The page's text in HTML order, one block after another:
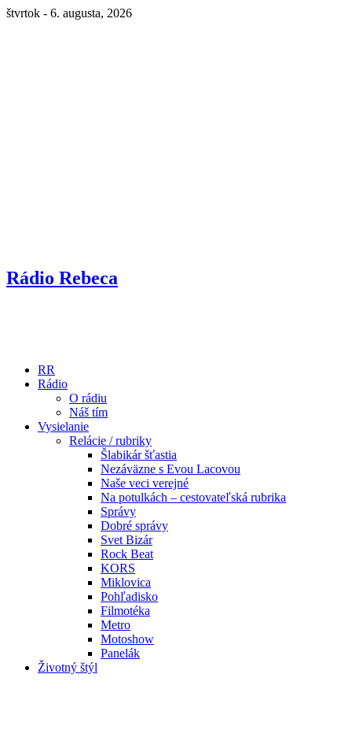
štvrtok - 6. augusta, 2026
Rádio Rebeca
RR
Rádio
O rádiu
Náš tím
Vysielanie
Relácie / rubriky
Šlabikár šťastia
Nezáväzne s Evou Lacovou
Naše veci verejné
Na potulkách – cestovateľská rubrika
Správy
Dobré správy
Svet Bizár
Rock Beat
KORS
Miklovica
Pohľadisko
Filmotéka
Metro
Motoshow
Panelák
Životný štýl